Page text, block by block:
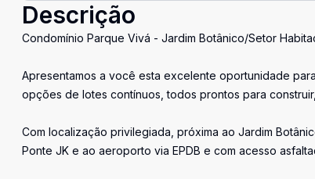
Descrição
Condomínio Parque Vivá - Jardim Botânico/Setor
Apresentamos a você esta excelente oportunidade
opções de lotes contínuos, todos prontos para
Com localização privilegiada, próxima ao Jardim
Ponte JK e ao aeroporto via EPDB e com acesso